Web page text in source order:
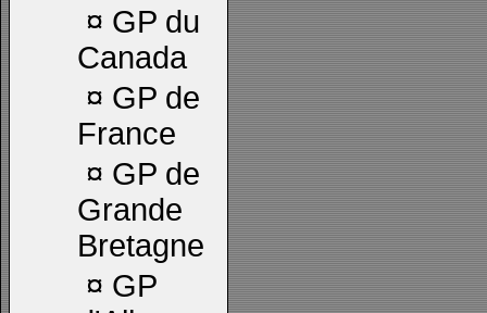
¤ GP du
Canada
¤ GP de
France
¤ GP de
Grande
Bretagne
¤ GP